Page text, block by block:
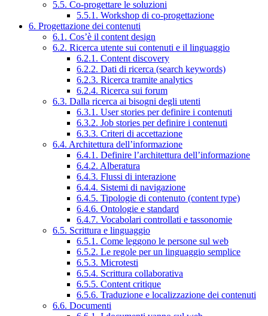
5.5. Co-progettare le soluzioni
5.5.1. Workshop di co-progettazione
6. Progettazione dei contenuti
6.1. Cos’è il content design
6.2. Ricerca utente sui contenuti e il linguaggio
6.2.1. Content discovery
6.2.2. Dati di ricerca (search keywords)
6.2.3. Ricerca tramite analytics
6.2.4. Ricerca sui forum
6.3. Dalla ricerca ai bisogni degli utenti
6.3.1. User stories per definire i contenuti
6.3.2. Job stories per definire i contenuti
6.3.3. Criteri di accettazione
6.4. Architettura dell’informazione
6.4.1. Definire l’architettura dell’informazione
6.4.2. Alberatura
6.4.3. Flussi di interazione
6.4.4. Sistemi di navigazione
6.4.5. Tipologie di contenuto (content type)
6.4.6. Ontologie e standard
6.4.7. Vocabolari controllati e tassonomie
6.5. Scrittura e linguaggio
6.5.1. Come leggono le persone sul web
6.5.2. Le regole per un linguaggio semplice
6.5.3. Microtesti
6.5.4. Scrittura collaborativa
6.5.5. Content critique
6.5.6. Traduzione e localizzazione dei contenuti
6.6. Documenti